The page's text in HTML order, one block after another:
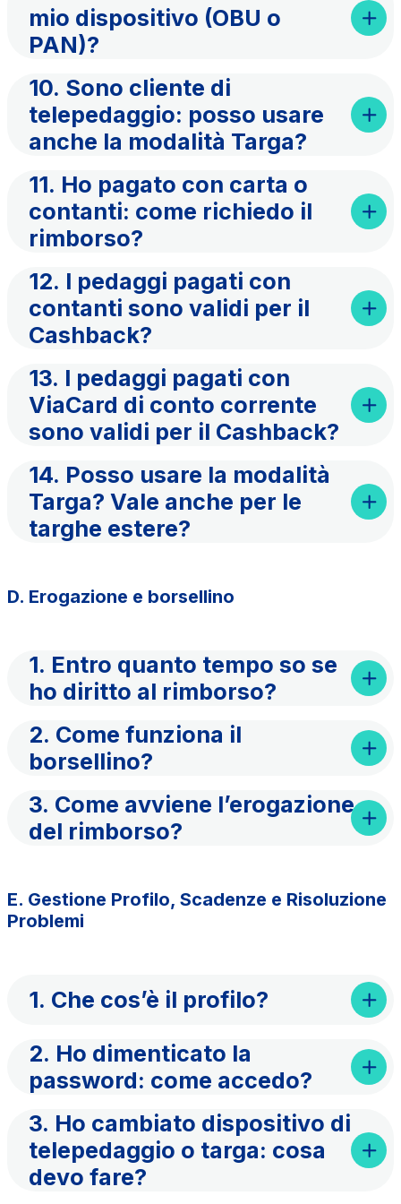
mio dispositivo (OBU o
PAN)?
10. Sono cliente di
telepedaggio: posso usare
anche la modalità Targa?
11. Ho pagato con carta o
contanti: come richiedo il
rimborso?
12. I pedaggi pagati con
contanti sono validi per il
Cashback?
13. I pedaggi pagati con
ViaCard di conto corrente
sono validi per il Cashback?
14. Posso usare la modalità
Targa? Vale anche per le
targhe estere?
D. Erogazione e borsellino
1. Entro quanto tempo so se
ho diritto al rimborso?
2. Come funziona il
borsellino?
3. Come avviene l’erogazione
del rimborso?
E. Gestione Profilo, Scadenze e Risoluzione
Problemi
1. Che cos’è il profilo?
2. Ho dimenticato la
password: come accedo?
3. Ho cambiato dispositivo di
telepedaggio o targa: cosa
devo fare?